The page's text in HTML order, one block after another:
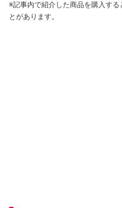
※記事内で紹介した商品を購入す
とがあります。